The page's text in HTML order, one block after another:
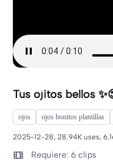
Tus ojitos bellos
ojos ojos bonitos plantillas
2025-12-28, 28.94K uses,
Requiere: 6 clips